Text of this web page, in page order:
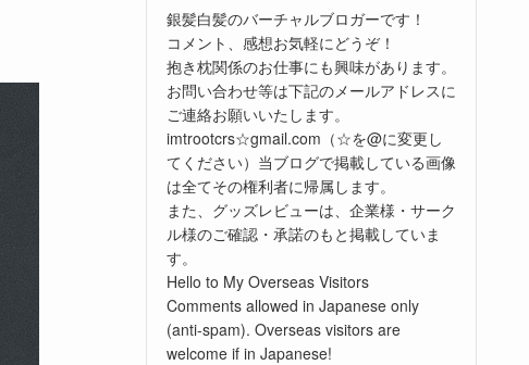
銀髪白髪のバーチャルブロガーです！
コメント、感想お気軽にどうぞ！
抱き枕関係のお仕事にも興味があります。
お問い合わせ等は下記のメールアドレスに
ご連絡お願いいたします。
imtrootcrs☆gmail.com（☆を@に変更し
てください）当ブログで掲載している画像
は全てその権利者に帰属します。
また、グッズレビューは、企業様・サーク
ル様のご確認・承諾のもと掲載していま
す。
Hello to My Overseas Visitors
Comments allowed in Japanese only
(anti-spam). Overseas visitors are
welcome if in Japanese!